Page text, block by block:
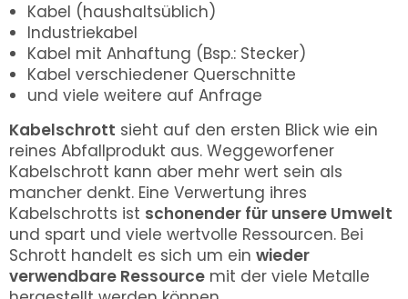
Kabel (haushaltsüblich)
Industriekabel
Kabel mit Anhaftung (Bsp.: Stecker)
Kabel verschiedener Querschnitte
und viele weitere auf Anfrage
Kabelschrott sieht auf den ersten Blick wie ein
reines Abfallprodukt aus. Weggeworfener
Kabelschrott kann aber mehr wert sein als
mancher denkt. Eine Verwertung ihres
Kabelschrotts ist schonender für unsere Umwelt
und spart und viele wertvolle Ressourcen. Bei
Schrott handelt es sich um ein wieder
verwendbare Ressource mit der viele Metalle